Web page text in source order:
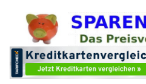
Inhalt
springen